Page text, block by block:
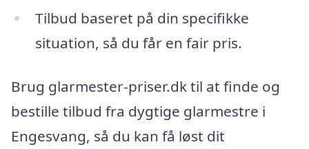
Tilbud baseret på din specifikke
situation, så du får en fair pris.
Brug glarmester-priser.dk til at finde og
bestille tilbud fra dygtige glarmestre i
Engesvang, så du kan få løst dit